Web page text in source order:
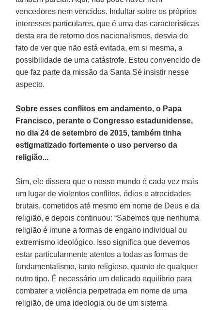
vencedores nem vencidos. Indultar sobre os próprios
interesses particulares, que é uma das características
desta era de retorno dos nacionalismos, desvia do
fato de ver que não está evitada, em si mesma, a
possibilidade de uma catástrofe. Estou convencido de
que faz parte da missão da Santa Sé insistir nesse
aspecto.
Sobre esses conflitos em andamento, o Papa
Francisco, perante o Congresso estadunidense,
no dia 24 de setembro de 2015, também tinha
estigmatizado fortemente o uso perverso da
religião...
Sim, ele dissera que o nosso mundo é cada vez mais
um lugar de violentos conflitos, ódios e atrocidades
brutais, cometidos até mesmo em nome de Deus e da
religião, e depois continuou: “Sabemos que nenhuma
religião é imune a formas de engano individual ou
extremismo ideológico. Isso significa que devemos
estar particularmente atentos a todas as formas de
fundamentalismo, tanto religioso, quanto de qualquer
outro tipo. É necessário um delicado equilíbrio para
combater a violência perpetrada em nome de uma
religião, de uma ideologia ou de um sistema